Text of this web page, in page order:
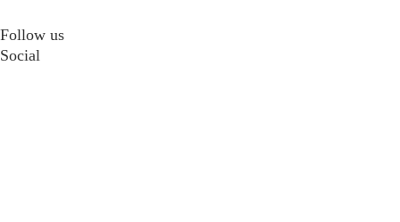
Follow us
Social